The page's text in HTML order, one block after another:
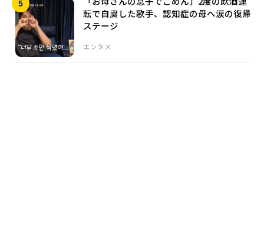
エンタメ
転で自粛した歌手、認知症の母へ涙の復帰
ステージ